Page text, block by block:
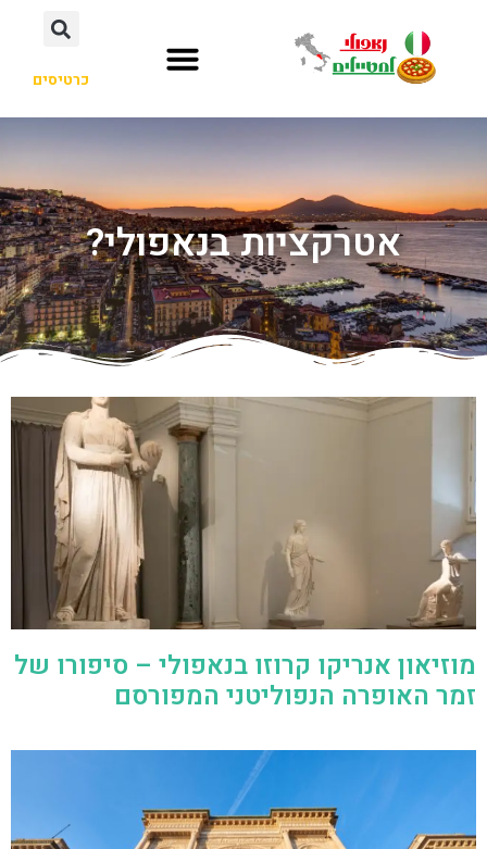
כרטיסים
אטרקציות בנאפולי?
מוזיאון אנריקו קרוזו בנאפולי – סיפורו של
זמר האופרה הנפוליטני המפורסם